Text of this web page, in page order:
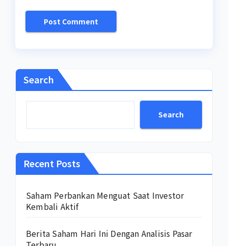
Search
Search
Recent Posts
Saham Perbankan Menguat Saat Investor
Kembali Aktif
Berita Saham Hari Ini Dengan Analisis Pasar